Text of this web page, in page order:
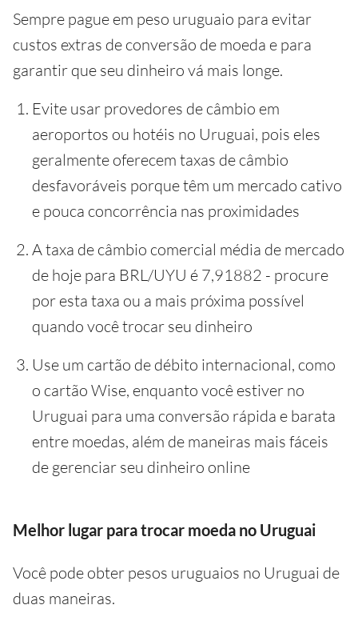
Sempre pague em peso uruguaio para evitar
custos extras de conversão de moeda e para
garantir que seu dinheiro vá mais longe.
Evite usar provedores de câmbio em
aeroportos ou hotéis no Uruguai, pois eles
geralmente oferecem taxas de câmbio
desfavoráveis porque têm um mercado cativo
e pouca concorrência nas proximidades
A taxa de câmbio comercial média de mercado
de hoje para BRL/UYU é 7,91882 - procure
por esta taxa ou a mais próxima possível
quando você trocar seu dinheiro
Use um cartão de débito internacional, como
o cartão Wise, enquanto você estiver no
Uruguai para uma conversão rápida e barata
entre moedas, além de maneiras mais fáceis
de gerenciar seu dinheiro online
Melhor lugar para trocar moeda no Uruguai
Você pode obter pesos uruguaios no Uruguai de
duas maneiras.